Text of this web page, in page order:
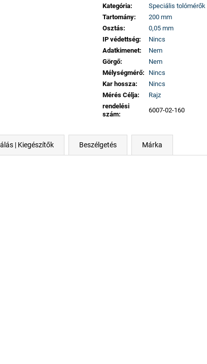
Kategória:
Speciális tolómérők
Tartomány:
200 mm
Osztás:
0,05 mm
IP védettség:
Nincs
Adatkimenet:
Nem
Görgő:
Nem
Mélységmérő:
Nincs
Kar hossza:
Nincs
Mérés Célja:
Rajz
rendelési
szám:
6007-02-160
| Kiegészítők Beszélgetés Márka